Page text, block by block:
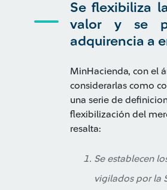
Se flexibiliza
valor y se
adquirencia a
MinHacienda, con el
considerarlas como
una serie de
flexibilización del
resalta:
Se establecen
vigilados por la